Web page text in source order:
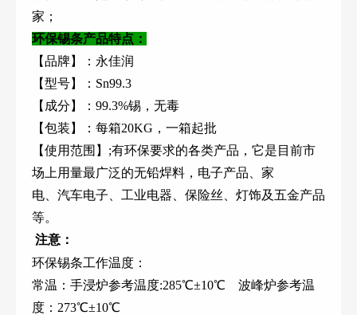
家；
环保锡条产品特点：
【品牌】：永佳润
【型号】：Sn99.3
【成分】：99.3%锡，无毒
【包装】：每箱20KG，一箱起批
【使用范围】;有环保要求的各类产品，它是目前市
场上用量最广泛的无铅焊料，电子产品、家
电、汽车电子、工业电器、保险丝、灯饰及五金产品
等。
注意：
环保锡条工作温度：
常温：手浸炉参考温度:285℃±10℃ 波峰炉参考温
度：273℃±10℃